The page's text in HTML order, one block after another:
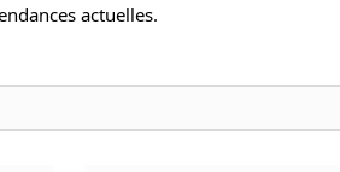
actuelles.